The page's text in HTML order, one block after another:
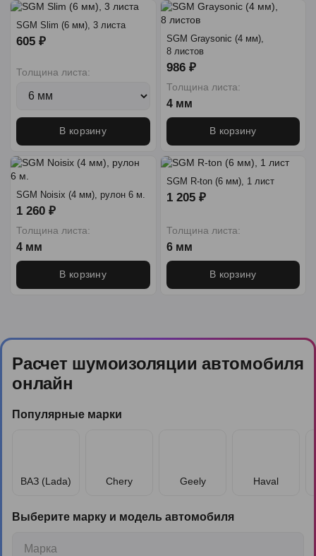
SGM Slim (6 мм), 3 листа
605 ₽
Толщина листа:
В корзину
SGM Graysonic (4 мм),
8 листов
986 ₽
Толщина листа:
4 мм
В корзину
SGM Noisix (4 мм), рулон 6 м.
1 260 ₽
Толщина листа:
4 мм
В корзину
SGM R-ton (6 мм), 1 лист
1 205 ₽
Толщина листа:
6 мм
В корзину
Расчет шумоизоляции автомобиля
онлайн
Популярные марки
ВАЗ (Lada) Chery Geely Haval
Выберите марку и модель автомобиля
Марка